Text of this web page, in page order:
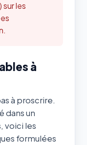
les
à
à proscrire.
dans un
voici les
formulées